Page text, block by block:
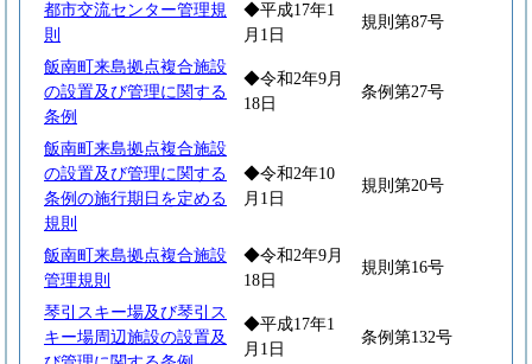
都市交流センター管理規
則
◆平成17年1
月1日
規則第87号
飯南町来島拠点複合施設
の設置及び管理に関する
条例
◆令和2年9月
18日
条例第27号
飯南町来島拠点複合施設
の設置及び管理に関する
条例の施行期日を定める
規則
◆令和2年10
月1日
規則第20号
飯南町来島拠点複合施設
管理規則
◆令和2年9月
18日
規則第16号
琴引スキー場及び琴引ス
キー場周辺施設の設置及
◆平成17年1
月1日
条例第132号